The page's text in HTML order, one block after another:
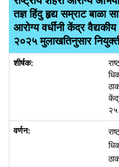
तज्ञ हिंदु हृद्य सम्राट बाळा
आरोग्य वर्धींनी केंद्र
२०२५ मुलाखतिनुसार
२५